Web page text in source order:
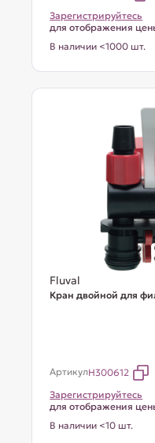
Зарегистрируйтесь
для отображения
В наличии <1000 шт.
Fluval
Кран двойной для
АртикулH300612
Зарегистрируйтесь
для отображения
В наличии <10 шт.